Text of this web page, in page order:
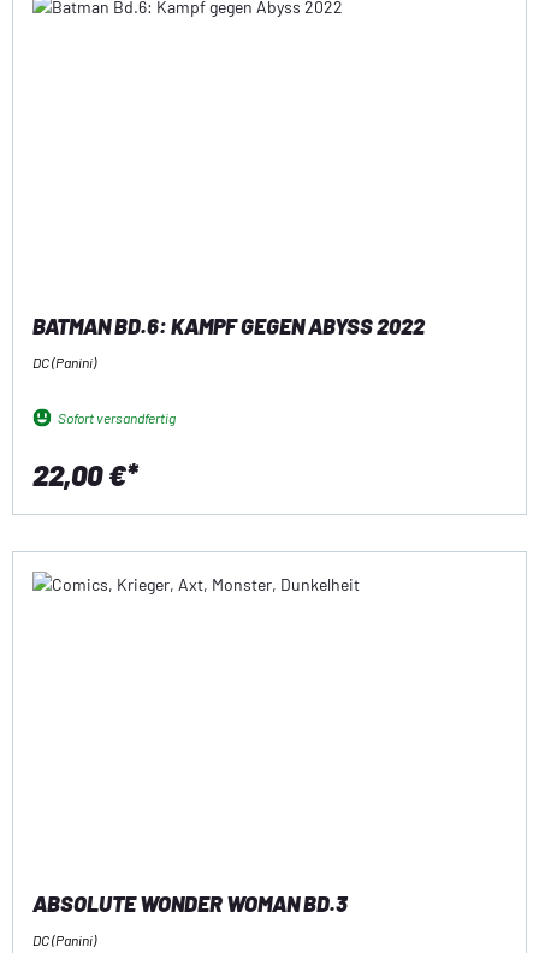
BATMAN BD.6: KAMPF GEGEN ABYSS 2022
DC (Panini)
Sofort versandfertig
22,00 €*
ABSOLUTE WONDER WOMAN BD.3
DC (Panini)